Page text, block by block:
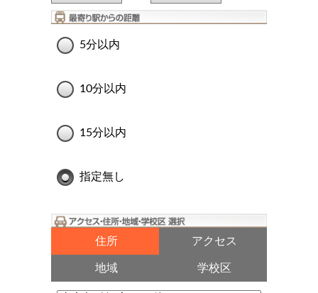
5分以内
10分以内
15分以内
指定無し
住所 アクセス
地域 学校区